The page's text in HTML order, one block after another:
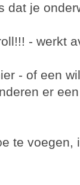
dat je
- werkt
- of een
er
te